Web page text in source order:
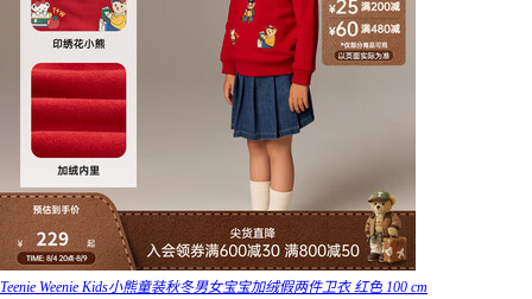
Teenie Weenie Kids小熊童装秋冬男女宝宝加绒假两件卫衣 红色 100 cm